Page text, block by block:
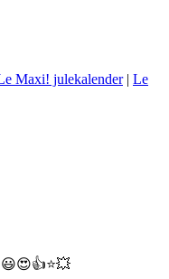
Maxi! julekalender| Le
😃😍👍⭐️💥